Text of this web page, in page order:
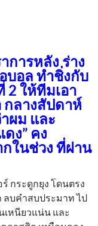
การหลัง ร่าง
บอล ทำชิ่งกับ
2 ให้ทีมเอา
กลางสัปดาห์
ผม และ
ง” คง
กในช่วง ที่ผ่าน
กระดูกยุง โดนตรง
ลบคำสบประมาท ไป
เหนียวแน่น และ